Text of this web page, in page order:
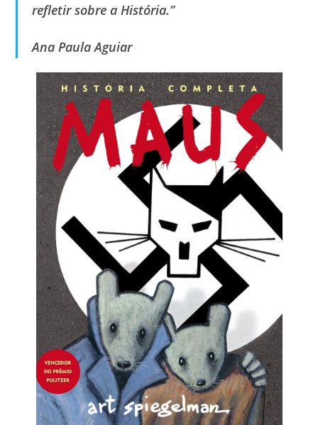
refletir sobre a História.”
Ana Paula Aguiar